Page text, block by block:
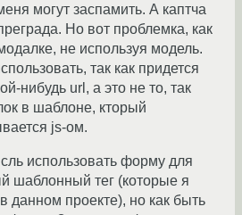
могут заспамить. А каптча
Но вот проблемка, как
не используя модель.
так как придется
нибудь url, а это не то, так
в шаблоне, кторый
js-ом.
использовать форму для
шаблонный тег (которые я
данном проекте), но как быть